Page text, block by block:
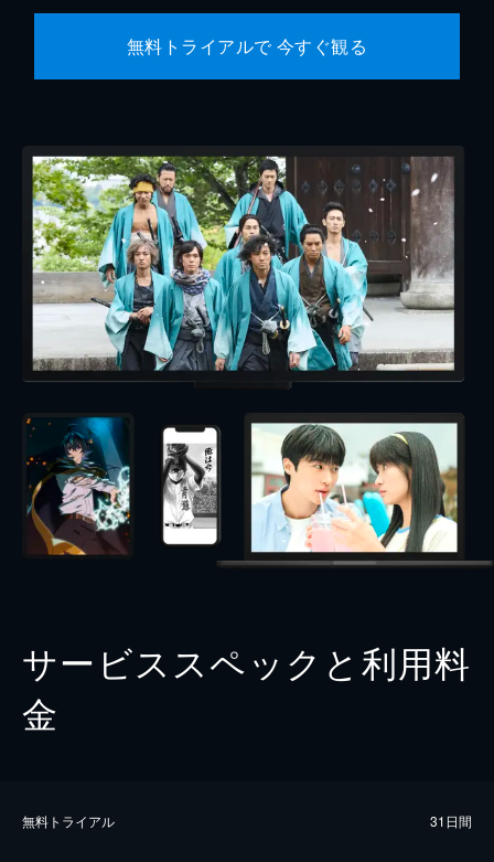
無料トライアルで 今すぐ観る
サービススペックと利用料
金
無料トライアル 31日間